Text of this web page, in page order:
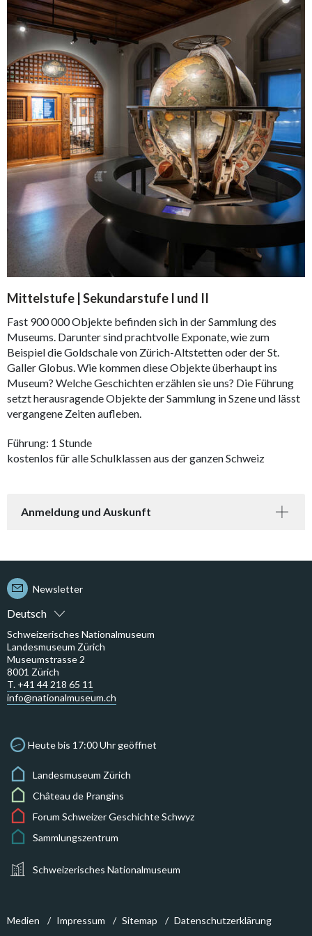
Mittelstufe | Sekundarstufe I und II
Fast 900 000 Objekte befinden sich in der Sammlung des
Museums. Darunter sind prachtvolle Exponate, wie zum
Beispiel die Goldschale von Zürich-Altstetten oder der St.
Galler Globus. Wie kommen diese Objekte überhaupt ins
Museum? Welche Geschichten erzählen sie uns? Die Führung
setzt herausragende Objekte der Sammlung in Szene und lässt
vergangene Zeiten aufleben.
Führung: 1 Stunde
kostenlos für alle Schulklassen aus der ganzen Schweiz
Anmeldung und Auskunft
Deutsch
Newsletter
Schweizerisches Nationalmuseum
Landesmuseum Zürich
Museumstrasse 2
8001 Zürich
T. +41 44 218 65 11
info@nationalmuseum.ch
Heute bis 17:00 Uhr geöffnet
Landesmuseum Zürich
Château de Prangins
Forum Schweizer Geschichte Schwyz
Sammlungszentrum
Schweizerisches Nationalmuseum
Medien Impressum Sitemap Datenschutzerklärung